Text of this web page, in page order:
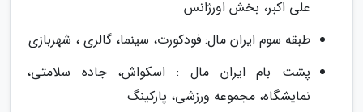
علی اکبر، بخش اورژانس
طبقه سوم ایران مال: فودکورت، سینما، گالری ، شهربازی
پشت بام ایران مال : اسکواش، جاده سلامتی،
نمایشگاه، مجموعه ورزشی، پارکینگ